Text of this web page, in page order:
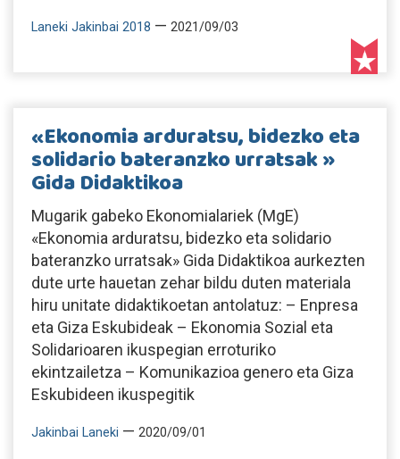
Laneki Jakinbai 2018 — 2021/09/03
«Ekonomia arduratsu, bidezko eta
solidario bateranzko urratsak »
Gida Didaktikoa
Mugarik gabeko Ekonomialariek (MgE)
«Ekonomia arduratsu, bidezko eta solidario
bateranzko urratsak» Gida Didaktikoa aurkezten
dute urte hauetan zehar bildu duten materiala
hiru unitate didaktikoetan antolatuz: – Enpresa
eta Giza Eskubideak – Ekonomia Sozial eta
Solidarioaren ikuspegian erroturiko
ekintzailetza – Komunikazioa genero eta Giza
Eskubideen ikuspegitik
Jakinbai Laneki — 2020/09/01